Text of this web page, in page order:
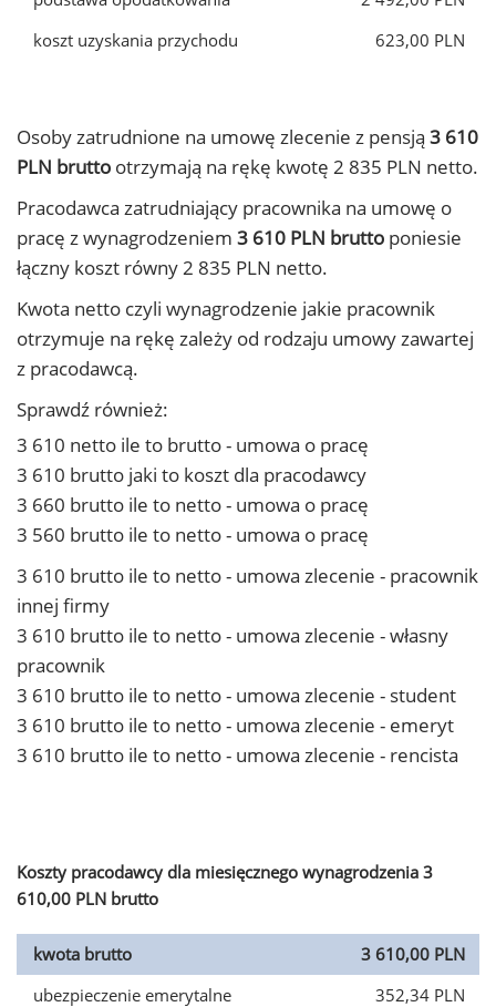
koszt uzyskania przychodu
623,00 PLN
Osoby zatrudnione na umowę zlecenie z pensją 3 610
PLN brutto otrzymają na rękę kwotę 2 835 PLN netto.
Pracodawca zatrudniający pracownika na umowę o
pracę z wynagrodzeniem 3 610 PLN brutto poniesie
łączny koszt równy 2 835 PLN netto.
Kwota netto czyli wynagrodzenie jakie pracownik
otrzymuje na rękę zależy od rodzaju umowy zawartej
z pracodawcą.
Sprawdź również:
3 610 netto ile to brutto - umowa o pracę
3 610 brutto jaki to koszt dla pracodawcy
3 660 brutto ile to netto - umowa o pracę
3 560 brutto ile to netto - umowa o pracę
3 610 brutto ile to netto - umowa zlecenie - pracownik
innej firmy
3 610 brutto ile to netto - umowa zlecenie - własny
pracownik
3 610 brutto ile to netto - umowa zlecenie - student
3 610 brutto ile to netto - umowa zlecenie - emeryt
3 610 brutto ile to netto - umowa zlecenie - rencista
Koszty pracodawcy dla miesięcznego wynagrodzenia 3
610,00 PLN brutto
kwota brutto
3 610,00 PLN
ubezpieczenie emerytalne
352,34 PLN